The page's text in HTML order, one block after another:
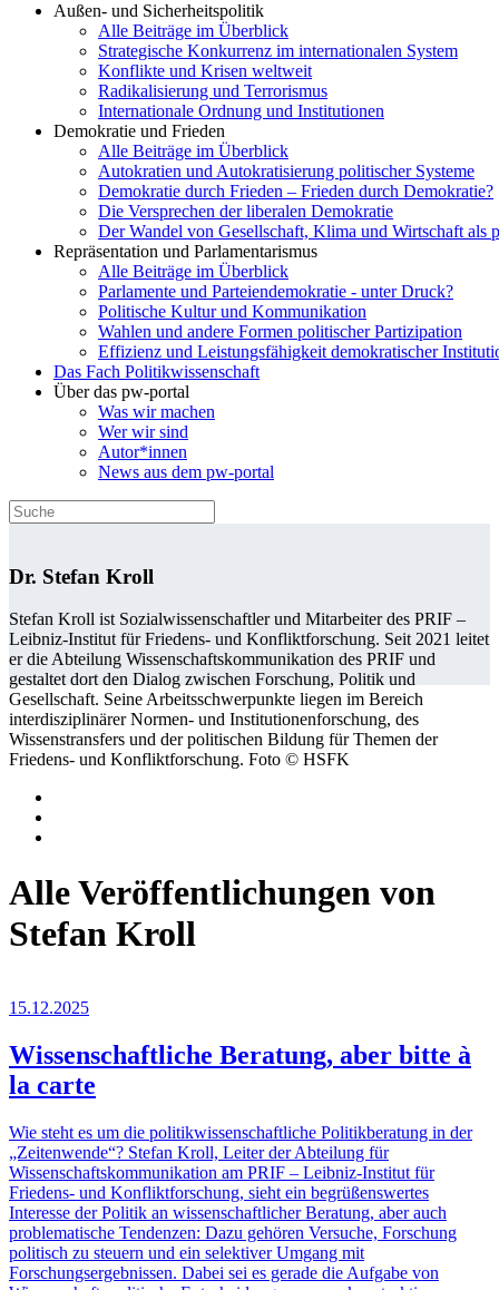
Außen- und Sicherheitspolitik
Alle Beiträge im Überblick
Strategische Konkurrenz im internationalen System
Konflikte und Krisen weltweit
Radikalisierung und Terrorismus
Internationale Ordnung und Institutionen
Demokratie und Frieden
Alle Beiträge im Überblick
Autokratien und Autokratisierung politischer Systeme
Demokratie durch Frieden – Frieden durch Demokratie?
Die Versprechen der liberalen Demokratie
Der Wandel von Gesellschaft, Klima und Wirtschaft als
Repräsentation und Parlamentarismus
Alle Beiträge im Überblick
Parlamente und Parteiendemokratie - unter Druck?
Politische Kultur und Kommunikation
Wahlen und andere Formen politischer Partizipation
Effizienz und Leistungsfähigkeit demokratischer
Das Fach Politikwissenschaft
Über das pw-portal
Was wir machen
Wer wir sind
Autor*innen
News aus dem pw-portal
Dr. Stefan Kroll
Stefan Kroll ist Sozialwissenschaftler und Mitarbeiter des PRIF –
Leibniz-Institut für Friedens- und Konfliktforschung. Seit 2021 leitet
er die Abteilung Wissenschaftskommunikation des PRIF und
gestaltet dort den Dialog zwischen Forschung, Politik und
Gesellschaft. Seine Arbeits­schwerpunkte liegen im Bereich
interdisziplinärer Normen- und Institutionenforschung, des
Wissenstransfers und der politischen Bildung für Themen der
Friedens- und Konfliktforschung. Foto © HSFK
Alle Veröffentlichungen von
Stefan Kroll
15.12.2025
Wissenschaftliche Beratung, aber bitte à
la carte
Wie steht es um die politikwissenschaftliche Politikberatung in der
„Zeitenwende“? Stefan Kroll, Leiter der Abteilung für
Wissenschaftskommunikation am PRIF – Leibniz-Institut für
Friedens- und Konfliktforschung, sieht ein begrüßenswertes
Interesse der Politik an wissenschaftlicher Beratung, aber auch
problematische Tendenzen: Dazu gehören Versuche, Forschung
politisch zu steuern und ein selektiver Umgang mit
Forschungsergebnissen. Dabei sei es gerade die Aufgabe von